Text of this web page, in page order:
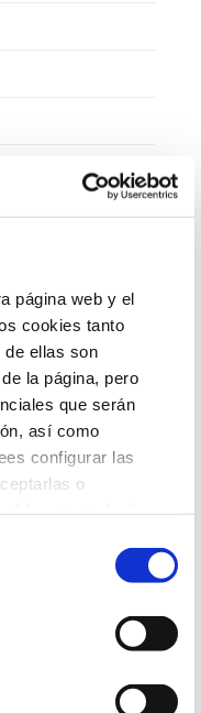
página web y el
cookies tanto
de ellas son
la página, pero
que serán
así como
configurar las
o